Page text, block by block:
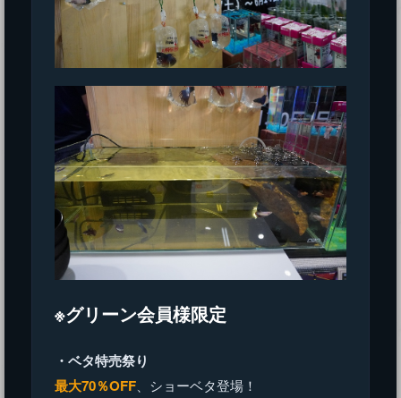
※グリーン会員様限定
・ベタ特売祭り
最大70％OFF 、ショーベタ登場！